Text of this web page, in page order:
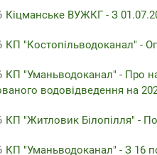
Кіцманське ВУЖКГ - З
КП "Костопільводоканал" -
КП "Уманьводоканал" - Про
водовідведення на
КП "Житловик Білопілля" -
КП "Уманьводоканал" - З 16